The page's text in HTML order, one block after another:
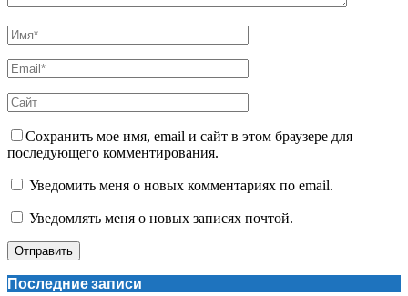
Сохранить мое имя, email и сайт в этом браузере для
последующего комментирования.
Уведомить меня о новых комментариях по email.
Уведомлять меня о новых записях почтой.
Последние записи